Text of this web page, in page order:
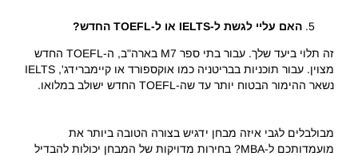
האם עליי לגשת ל-IELTS או ל-TOEFL החדש?
זה תלוי ביעד שלך. עבור בתי ספר M7 בארה"ב, ה-TOEFL החדש
מצוין. עבור תוכניות בבריטניה כמו אוקספורד או קיימברידג', IELTS
נשאר ההימור הבטוח יותר עד שה-TOEFL החדש ישולב במלואו.
מבולבלים לגבי איזה מבחן ידגיש בצורה הטובה ביותר את
מועמדותכם ל-MBA? בחירות מדויקות של המבחן יכולות להבדיל